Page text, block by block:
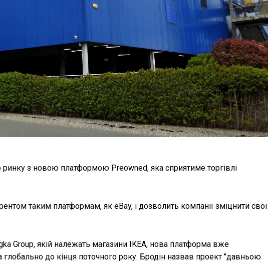
з новою платформою Preowned, яка сприятиме торгівлі
таким платформам, як eBay, і дозволить компанії зміцнити свої
Group, якій належать магазини IKEA, нова платформа вже
до кінця поточного року. Бродін назвав проект "давньою